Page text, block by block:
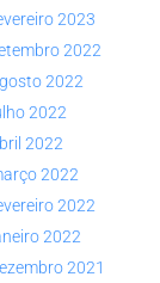
2023
2022
2022
2022
2022
2022
2022
2022
2021